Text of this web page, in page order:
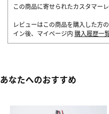
この商品に寄せられたカスタマー
レビューはこの商品を購入した方
イン後、マイページ内 購入履歴一
あなたへのおすすめ